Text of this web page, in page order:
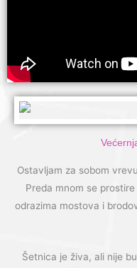
Ostavljam za sobom
Preda mnom se
odrazima mostova i
Šetnica je živa, ali nije